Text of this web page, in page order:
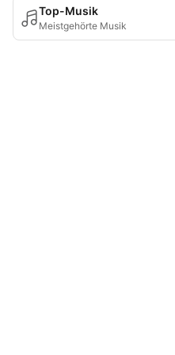
Top-Musik
Meistgehörte Musik